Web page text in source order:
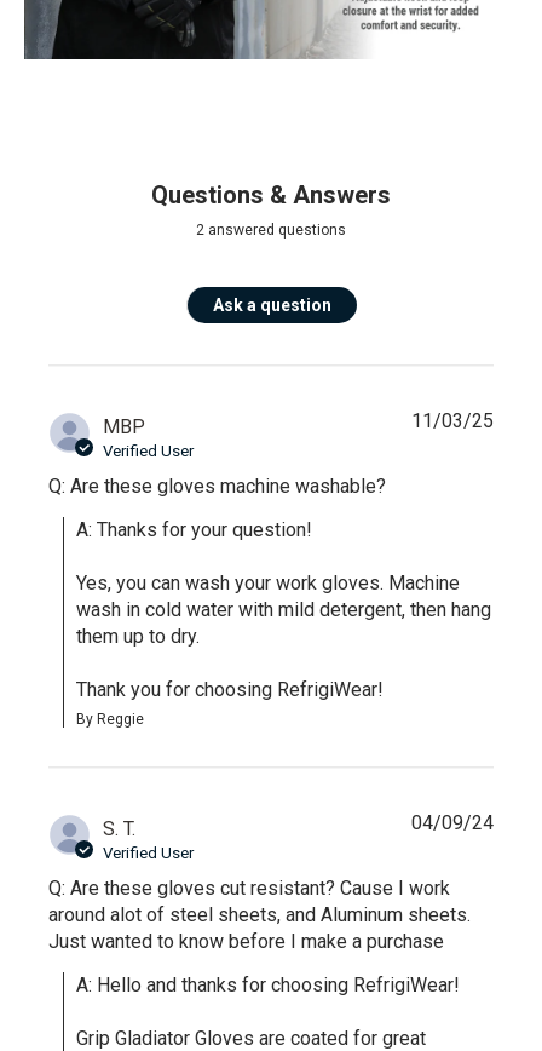
Questions & Answers
2 answered questions
Ask a question
MBP
Verified User
Q: Are these gloves machine washable?
A: Thanks for your question!
Yes, you can wash your work gloves. Machine
wash in cold water with mild detergent, then hang
them up to dry.
Thank you for choosing RefrigiWear!
By Reggie
11/03/25
S. T.
Verified User
Q: Are these gloves cut resistant? Cause I work
around alot of steel sheets, and Aluminum sheets.
Just wanted to know before I make a purchase
A: Hello and thanks for choosing RefrigiWear!
Grip Gladiator Gloves are coated for great
04/09/24